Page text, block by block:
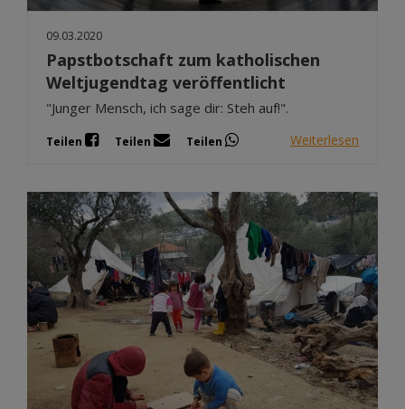
09.03.2020
Papstbotschaft zum katholischen
Weltjugendtag veröffentlicht
"Junger Mensch, ich sage dir: Steh auf!".
Teilen Teilen Teilen Weiterlesen